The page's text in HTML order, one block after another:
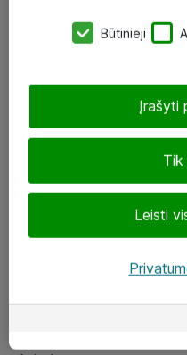
eShop@atea.lt
LinkedIn
Būtinieji
Tik
Leisti
Įrašyti